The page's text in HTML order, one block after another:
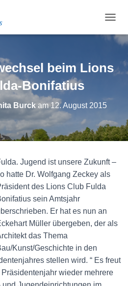
A
A
O
M
S
A
L
beim Lions
Bonifatius
Burckam12. August 2015
Jugend ist unsere Zukunft –
hatte Dr. Wolfgang Zeckey als
des Lions Club Fulda
sein Amtsjahr
Er hat es nun an
Müller übergeben, der als
das Thema
Kunst/Geschichte in den
stellen wird. “ Es freut
wieder mehrere